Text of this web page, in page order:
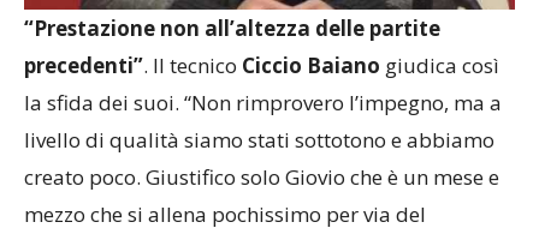
precedenti”. Il tecnicoCiccio Baianogiudica così
la sfida dei suoi. “Non rimprovero l’impegno, ma a
livello di qualità siamo stati sottotono e abbiamo
creato poco. Giustifico solo Giovio che è un mese e
mezzo che si allena pochissimo per via del
problema al tendine. Vingiano ha corso tanto; ho